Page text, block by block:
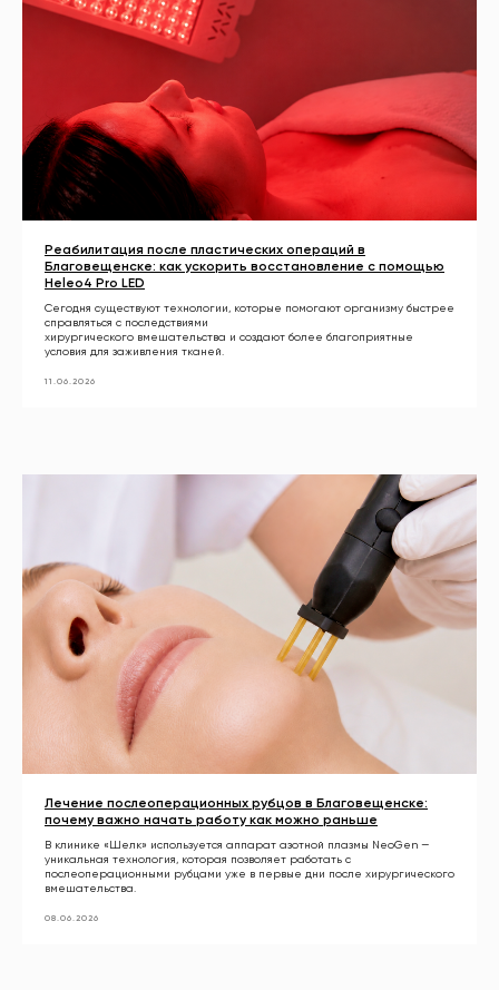
Реабилитация после пластических операций в
Благовещенске: как ускорить восстановление с помощью
Heleo4 Pro LED
Сегодня существуют технологии, которые помогают организму быстрее
справляться с последствиями
хирургического вмешательства и создают более благоприятные
условия для заживления тканей.
11.06.2026
Лечение послеоперационных рубцов в Благовещенске:
почему важно начать работу как можно раньше
В клинике «Шелк» используется аппарат азотной плазмы NeoGen —
уникальная технология, которая позволяет работать с
послеоперационными рубцами уже в первые дни после хирургического
вмешательства.
08.06.2026